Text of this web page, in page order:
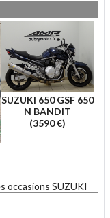
SUZUKI 650 GSF 650
N BANDIT
(3590 €)
occasions SUZUKI